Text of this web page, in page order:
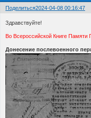
Поделиться2024-04-08 00:16:47
Здравствуйте!
Во Всероссийской Книге Памяти
Донесение послевоенного